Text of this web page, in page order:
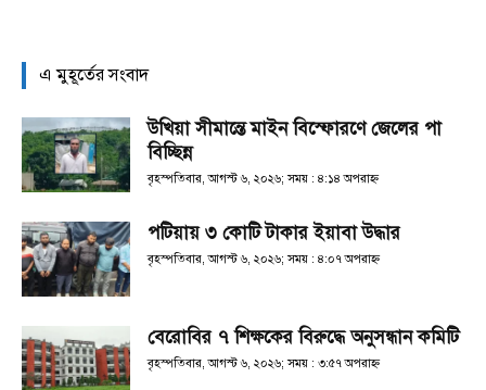
এ মুহূর্তের সংবাদ
উখিয়া সীমান্তে মাইন বিস্ফোরণে জেলের পা
বিচ্ছিন্ন
বৃহস্পতিবার, আগস্ট ৬, ২০২৬; সময় : ৪:১৪ অপরাহ্ণ
পটিয়ায় ৩ কোটি টাকার ইয়াবা উদ্ধার
বৃহস্পতিবার, আগস্ট ৬, ২০২৬; সময় : ৪:০৭ অপরাহ্ণ
বেরোবির ৭ শিক্ষকের বিরুদ্ধে অনুসন্ধান কমিটি
বৃহস্পতিবার, আগস্ট ৬, ২০২৬; সময় : ৩:৫৭ অপরাহ্ণ